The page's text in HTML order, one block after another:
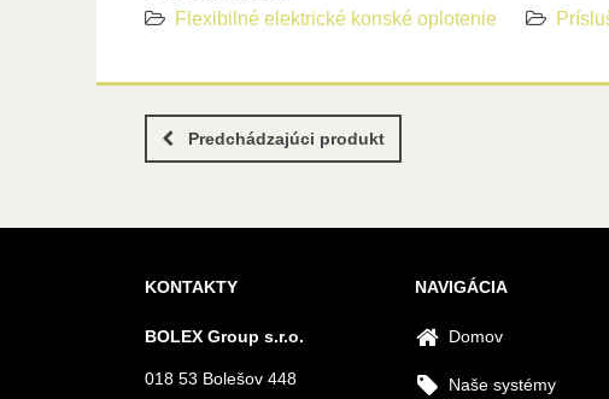
Flexibilné elektrické konské oplotenie
Predchádzajúci produkt
KONTAKTY
BOLEX Group s.r.o.
018 53 Bolešov 448
NAVIGÁCIA
Domov
Naše systémy